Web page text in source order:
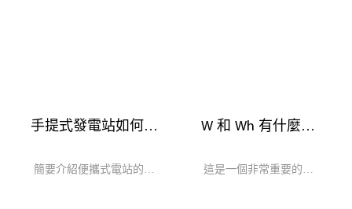
手提式發電站如何運
簡要介紹便攜式電站的工
W 和 Wh 有什麼區
這是一個非常重要的區